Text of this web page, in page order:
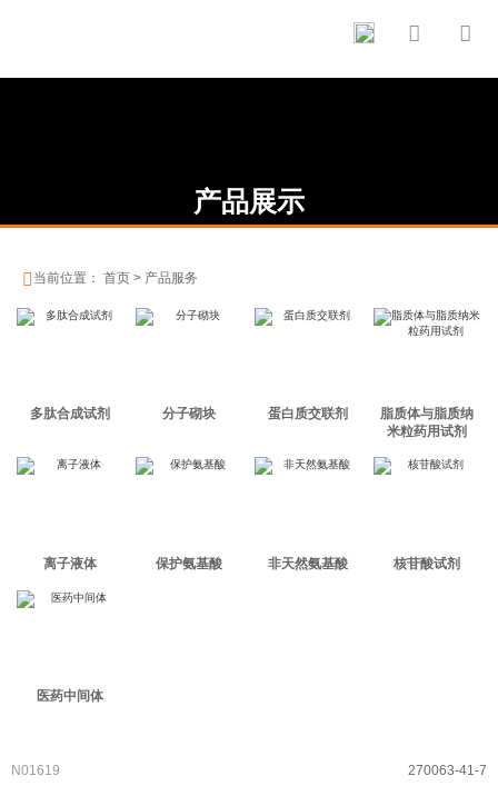
 
产品展示
 当前位置： 首页 > 产品服务
多肽合成试剂 分子砌块 蛋白质交联剂
脂质体与脂质纳
米粒药用试剂
离子液体 保护氨基酸 非天然氨基酸 核苷酸试剂
医药中间体
N01619 270063-41-7